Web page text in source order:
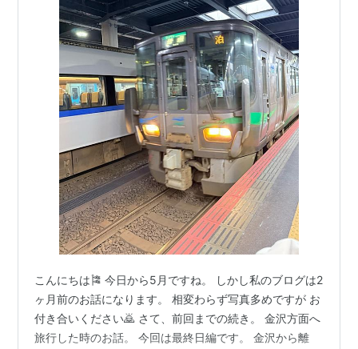
こんにちは🎏 今日から5月ですね。 しかし私のブログは2
ヶ月前のお話になります。 相変わらず写真多めですが お
付き合いください🙇 さて、前回までの続き。 金沢方面へ
旅行した時のお話。 今回は最終日編です。 金沢から離